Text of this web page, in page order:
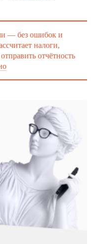
— без ошибок и
налоги,
отчётность